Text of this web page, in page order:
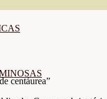
centáurea”